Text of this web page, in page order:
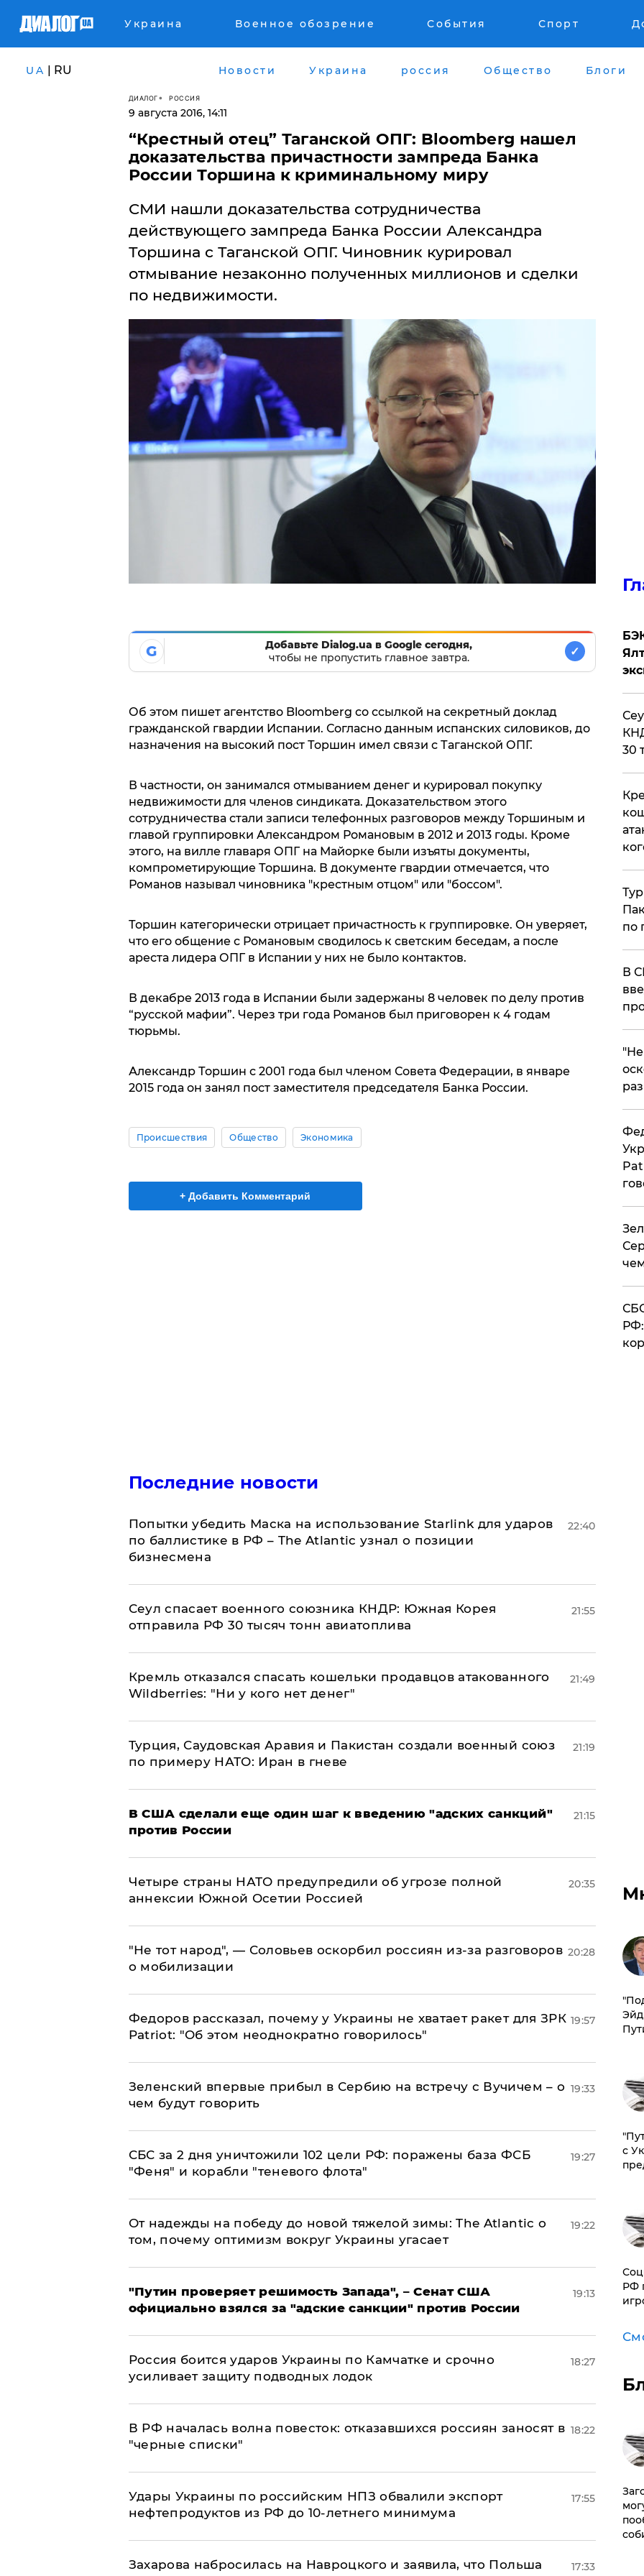
Украина Военное обозрение События Спорт
UA | RU Новости Украина россия Общество Блоги
ДИАЛОГ РОССИЯ
9 августа 2016, 14:11
“Крестный отец” Таганской ОПГ: Bloomberg нашел
доказательства причастности зампреда Банка
России Торшина к криминальному миру
СМИ нашли доказательства сотрудничества
действующего зампреда Банка России Александра
Торшина с Таганской ОПГ. Чиновник курировал
отмывание незаконно полученных миллионов и сделки
по недвижимости.
G
Добавьте Dialog.ua в Google сегодня,
чтобы не пропустить главное завтра.
✓
Об этом пишет агентство Bloomberg со ссылкой на секретный доклад
гражданской гвардии Испании. Согласно данным испанских силовиков, до
назначения на высокий пост Торшин имел связи с Таганской ОПГ.
В частности, он занимался отмыванием денег и курировал покупку
недвижимости для членов синдиката. Доказательством этого
сотрудничества стали записи телефонных разговоров между Торшиным и
главой группировки Александром Романовым в 2012 и 2013 годы. Кроме
этого, на вилле главаря ОПГ на Майорке были изъяты документы,
компрометирующие Торшина. В документе гвардии отмечается, что
Романов называл чиновника "крестным отцом" или "боссом".
Торшин категорически отрицает причастность к группировке. Он уверяет,
что его общение с Романовым сводилось к светским беседам, а после
ареста лидера ОПГ в Испании у них не было контактов.
В декабре 2013 года в Испании были задержаны 8 человек по делу против
“русской мафии”. Через три года Романов был приговорен к 4 годам
тюрьмы.
Александр Торшин с 2001 года был членом Совета Федерации, в январе
2015 года он занял пост заместителя председателя Банка России.
Происшествия Общество Экономика
+ Добавить Комментарий
Последние новости
Попытки убедить Маска на использование Starlink для ударов
по баллистике в РФ – The Atlantic узнал о позиции
бизнесмена
22:40
​Сеул спасает военного союзника КНДР: Южная Корея
отправила РФ 30 тысяч тонн авиатоплива
21:55
Кремль отказался спасать кошельки продавцов атакованного
Wildberries: "Ни у кого нет денег"
21:49
Турция, Саудовская Аравия и Пакистан создали военный союз
по примеру НАТО: Иран в гневе
21:19
В США сделали еще один шаг к введению "адских санкций"
против России
21:15
Четыре страны НАТО предупредили об угрозе полной
аннексии Южной Осетии Россией
20:35
​"Не тот народ", — Соловьев оскорбил россиян из-за разговоров
о мобилизации
20:28
Федоров рассказал, почему у Украины не хватает ракет для ЗРК
Patriot: "Об этом неоднократно говорилось"
19:57
Зеленский впервые прибыл в Сербию на встречу с Вучичем – о
чем будут говорить
19:33
СБС за 2 дня уничтожили 102 цели РФ: поражены база ФСБ
"Феня" и корабли "теневого флота"
19:27
От надежды на победу до новой тяжелой зимы: The Atlantic о
том, почему оптимизм вокруг Украины угасает
19:22
"Путин проверяет решимость Запада", – Сенат США
официально взялся за "адские санкции" против России
19:13
Россия боится ударов Украины по Камчатке и срочно
усиливает защиту подводных лодок
18:27
​В РФ началась волна повесток: отказавшихся россиян заносят в
"черные списки"
18:22
Удары Украины по российским НПЗ обвалили экспорт
нефтепродуктов из РФ до 10-летнего минимума
17:55
​Захарова набросилась на Навроцкого и заявила, что Польша
17:33
30
по
В
с
РФ